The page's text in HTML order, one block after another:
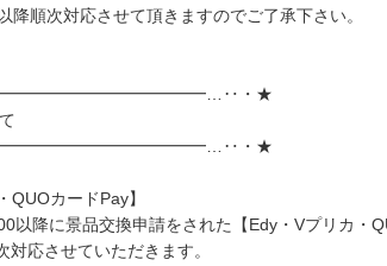
降順次対応させて頂きますのでご了承下さい。
・★
・★
QUOカードPay】
以降に景品交換申請をされた【Edy・Vプリカ・
対応させていただきます。